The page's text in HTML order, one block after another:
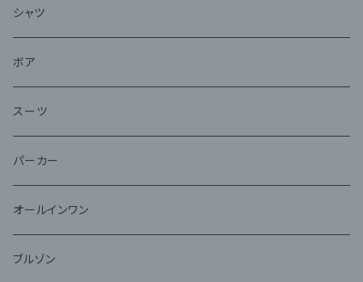
シャツ
ボア
スーツ
パーカー
オールインワン
ブルゾン